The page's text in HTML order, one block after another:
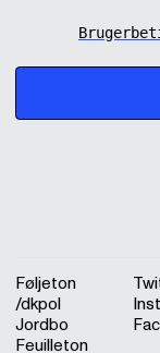
Føljeton
/dkpol
Jordbo
Feuilleton